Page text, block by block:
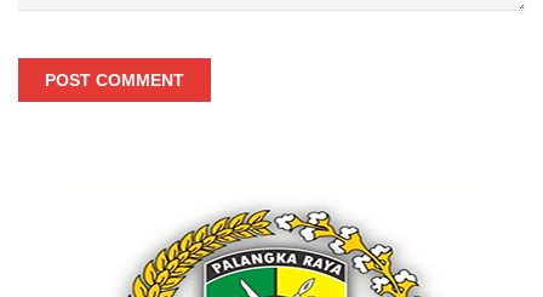
POST COMMENT